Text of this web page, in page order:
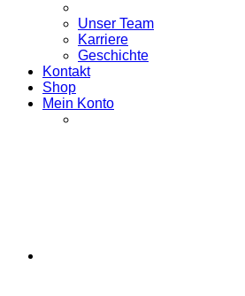
Unser Team
Karriere
Geschichte
Kontakt
Shop
Mein Konto